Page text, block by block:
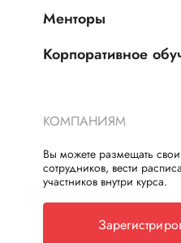
Менторы
Корпоративное
КОМПАНИЯМ
Вы можете размещать
сотрудников, вести
участников внутри курса.